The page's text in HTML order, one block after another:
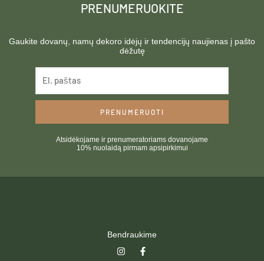
PRENUMERUOKITE
Gaukite dovanų, namų dekoro idėjų ir tendencijų naujienas į pašto
dėžutę
PRENUMERUOTI
Atsidėkojame ir prenumeratoriams dovanojame
10% nuolaidą pirmam apsipirkimui
Bendraukime
I
n
F
a